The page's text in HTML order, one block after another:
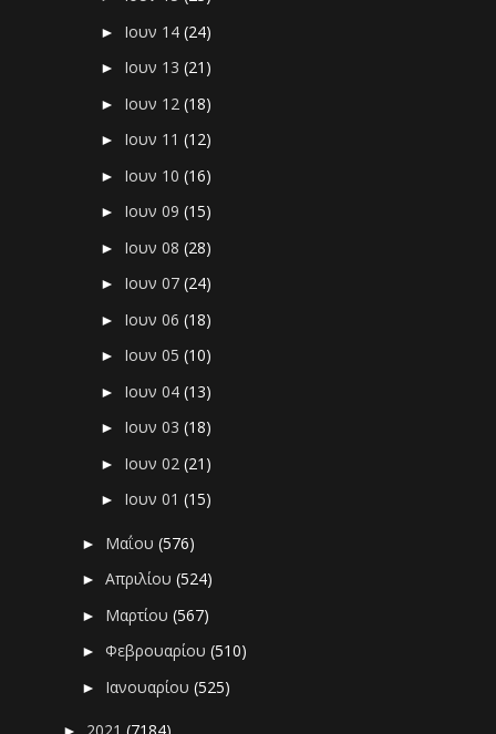
► Ιουν 14(24)
► Ιουν 13(21)
► Ιουν 12(18)
► Ιουν 11(12)
► Ιουν 10(16)
► Ιουν 09(15)
► Ιουν 08(28)
► Ιουν 07(24)
► Ιουν 06(18)
► Ιουν 05(10)
► Ιουν 04(13)
► Ιουν 03(18)
► Ιουν 02(21)
► Ιουν 01(15)
► Μαΐου(576)
►Απριλίου(524)
► Μαρτίου(567)
►Φεβρουαρίου(510)
► Ιανουαρίου(525)